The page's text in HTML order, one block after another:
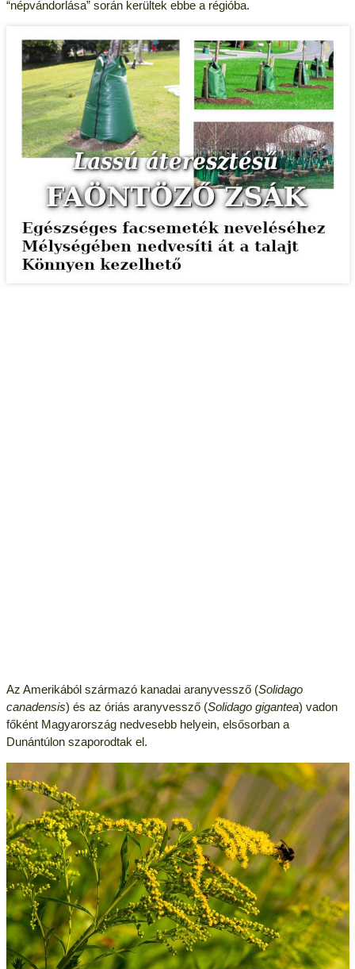
“népvándorlása” során kerültek ebbe a régióba.
Az Amerikából származó kanadai aranyvessző (Solidago
canadensis) és az óriás aranyvessző (Solidago gigantea) vadon
főként Magyarország nedvesebb helyein, elsősorban a
Dunántúlon szaporodtak el.